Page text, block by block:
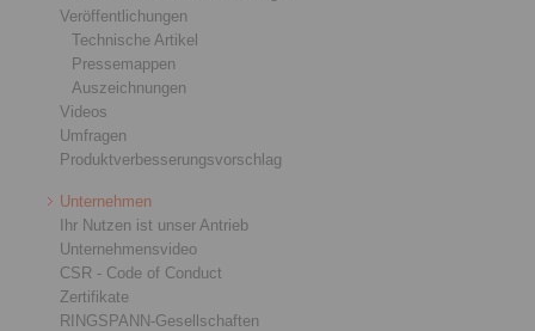
Veröffentlichungen
Technische Artikel
Pressemappen
Auszeichnungen
Videos
Umfragen
Produktverbesserungsvorschlag
Unternehmen
Ihr Nutzen ist unser Antrieb
Unternehmensvideo
CSR - Code of Conduct
Zertifikate
RINGSPANN-Gesellschaften